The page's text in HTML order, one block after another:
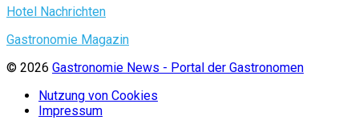
Hotel Nachrichten
Gastronomie Magazin
© 2026 Gastronomie News - Portal der Gastronomen
Nutzung von Cookies
Impressum